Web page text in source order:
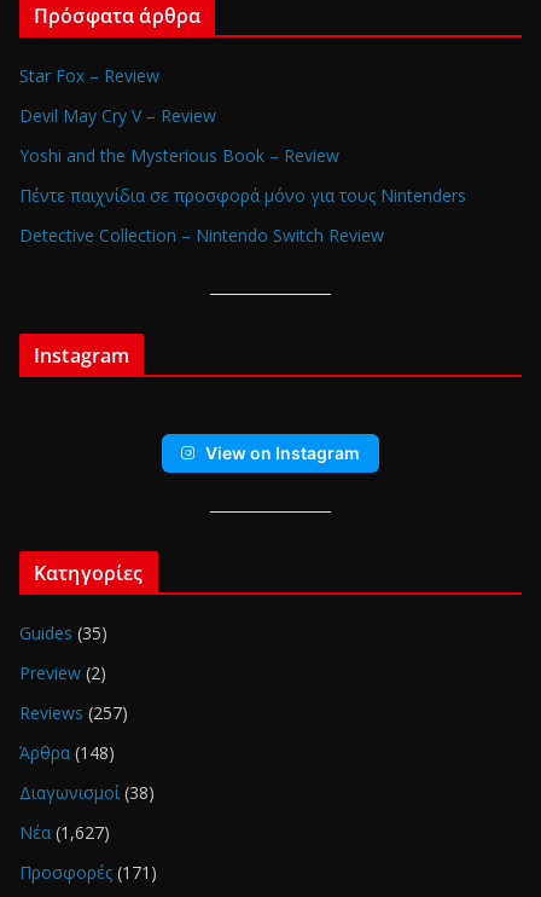
Πρόσφατα άρθρα
Star Fox – Review
Devil May Cry V – Review
Yoshi and the Mysterious Book – Review
Πέντε παιχνίδια σε προσφορά μόνο για τους Nintenders
Detective Collection – Nintendo Switch Review
Instagram
View on Instagram
Κατηγορίες
Guides (35)
Preview (2)
Reviews (257)
Άρθρα (148)
Διαγωνισμοί(38)
Νέα (1,627)
Προσφορές (171)